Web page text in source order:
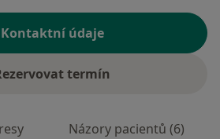
Kontaktní údaje
termín
Názory pacientů (6)